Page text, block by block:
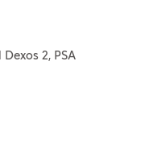
Dexos 2, PSA